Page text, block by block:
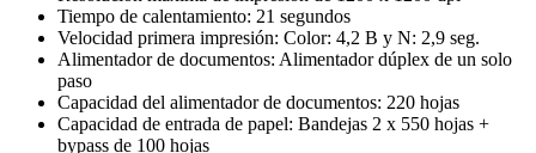
Tiempo de calentamiento: 21 segundos
Velocidad primera impresión: Color: 4,2 B y N: 2,9 seg.
Alimentador de documentos: Alimentador dúplex de un solo
paso
Capacidad del alimentador de documentos: 220 hojas
Capacidad de entrada de papel: Bandejas 2 x 550 hojas +
bypass de 100 hojas